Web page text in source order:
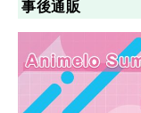
事後通販